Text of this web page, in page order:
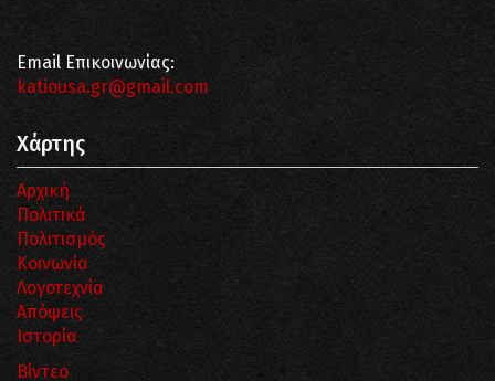
Email Επικοινωνίας:
katiousa.gr@gmail.com
Χάρτης
Αρχική
Πολιτικά
Πολιτισμός
Κοινωνία
Λογοτεχνία
Απόψεις
Ιστορία
Βίντεο